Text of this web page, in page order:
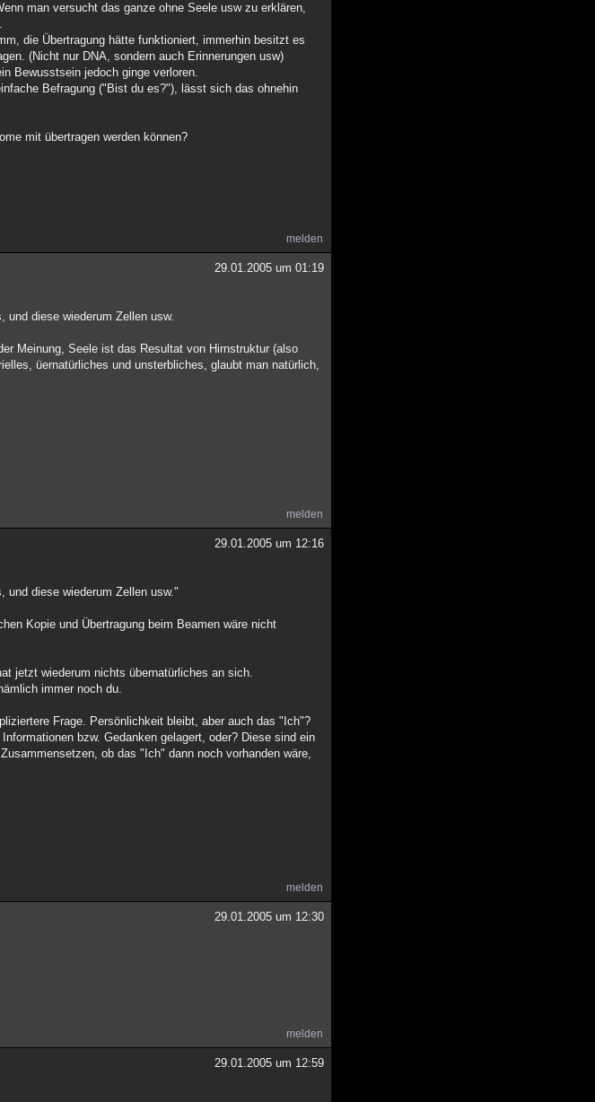
man versucht das ganze ohne Seele usw zu erklären,
die Übertragung hätte funktioniert, immerhin besitzt es
(Nicht nur DNA, sondern auch Erinnerungen usw)
Bewusstsein jedoch ginge verloren.
Befragung ("Bist du es?"), lässt sich das ohnehin
mit übertragen werden können?
melden
29.01.2005 um 01:19
und diese wiederum Zellen usw.
Meinung, Seele ist das Resultat von Hirnstruktur (also
üernatürliches und unsterbliches, glaubt man natürlich,
melden
29.01.2005 um 12:16
und diese wiederum Zellen usw."
Kopie und Übertragung beim Beamen wäre nicht
jetzt wiederum nichts übernatürliches an sich.
immer noch du.
Frage. Persönlichkeit bleibt, aber auch das "Ich"?
bzw. Gedanken gelagert, oder? Diese sind ein
ob das "Ich" dann noch vorhanden wäre,
melden
29.01.2005 um 12:30
melden
29.01.2005 um 12:59